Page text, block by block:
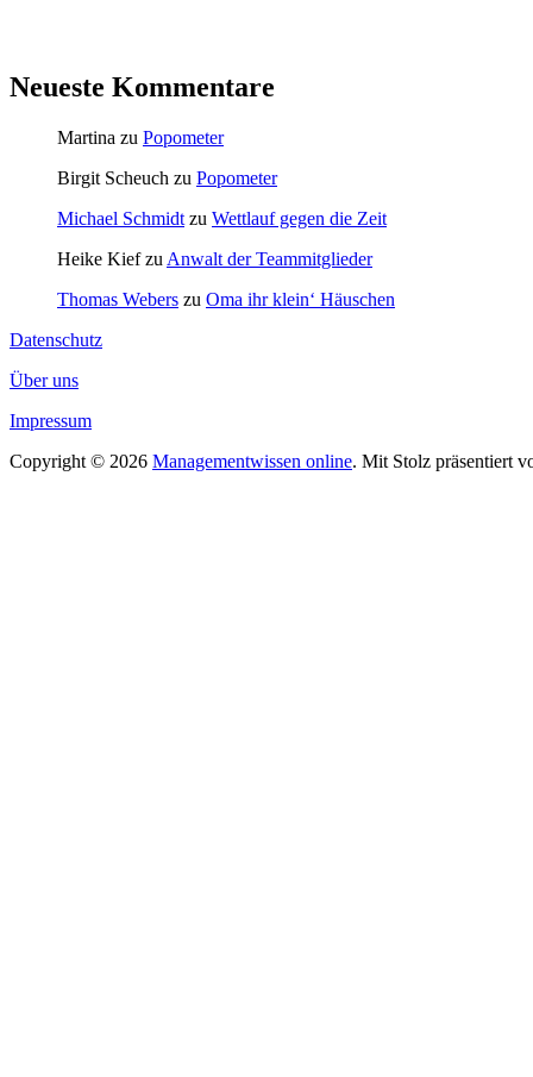
Neueste Kommentare
Martina zu Popometer
Birgit Scheuch zu Popometer
Michael Schmidt zu Wettlauf gegen die Zeit
Heike Kiefzu Anwalt der Teammitglieder
Thomas Webers zu Oma ihr klein‘ Häuschen
Datenschutz
Über uns
Impressum
Copyright © 2026 Managementwissen online. Mit Stolz präsentiert